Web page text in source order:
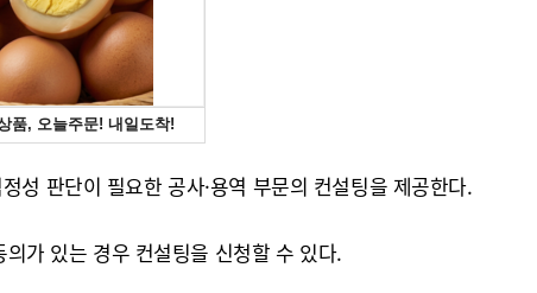
성 판단이 필요한 공사·용역 부문의 컨설팅을 제공한다.
가 있는 경우 컨설팅을 신청할 수 있다.